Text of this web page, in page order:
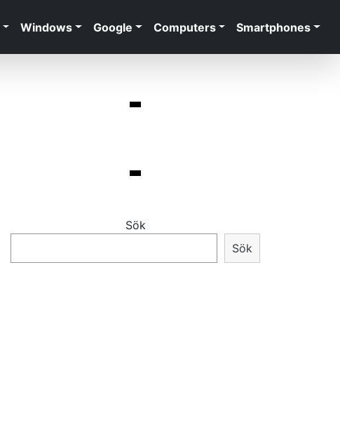
Windows Google Computers Smartphones
Sök
Sök